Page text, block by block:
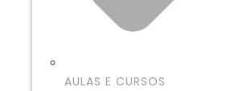
AULAS E CURSOS